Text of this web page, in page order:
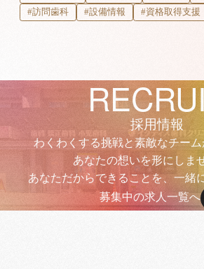
#訪問歯科
#設備情報 #資格取得支援
採用情報
わくわくする挑戦と素敵なチー
あなたの想いを形にしま
あなただからできることを、一緒
募集中の求人一覧へ